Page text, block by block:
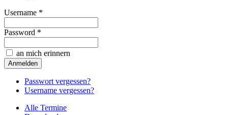
Username *
Password *
an mich erinnern
Passwort vergessen?
Username vergessen?
Alle Termine